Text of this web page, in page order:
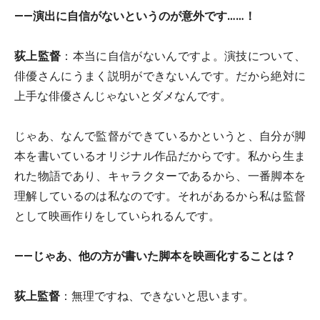
――演出に自信がないというのが意外です……！
荻上監督 ：本当に自信がないんですよ。演技について、
俳優さんにうまく説明ができないんです。だから絶対に
上手な俳優さんじゃないとダメなんです。
じゃあ、なんで監督ができているかというと、自分が脚
本を書いているオリジナル作品だからです。私から生ま
れた物語であり、キャラクターであるから、一番脚本を
理解しているのは私なのです。それがあるから私は監督
として映画作りをしていられるんです。
――じゃあ、他の方が書いた脚本を映画化することは？
荻上監督 ：無理ですね、できないと思います。